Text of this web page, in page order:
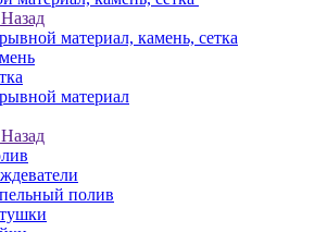
Назад
материал, камень, сетка
материал
Назад
полив